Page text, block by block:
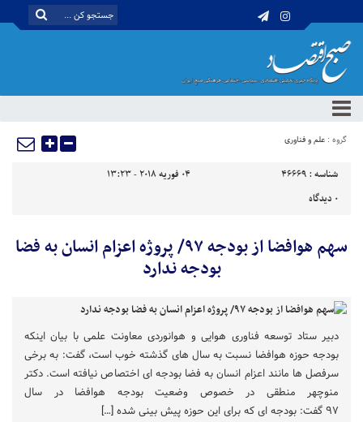
گروه : علم و فناوری
شناسه : 46669
04 فوریه 2018 - 13:23
0 دیدگاه
سهم هوافضا از بودجه ۹۷/ پروژه اعزام انسان به فضا
بودجه ندارد
دبیر ستاد توسعه فناوری هوایی و هوانوردی معاونت علمی با بیان اینکه
بودجه حوزه هوافضا نسبت به سال های گذشته خوب است، گفت: به برخی
سرفصل ها مانند اعزام انسان به فضا بودجه ای اختصاص نیافته است. دکتر
منوچهر منطقی در خصوص وضعیت بودجه هوافضا در سال
۹۷ گفت: بودجه ای که برای این حوزه پیش بینی شده […]